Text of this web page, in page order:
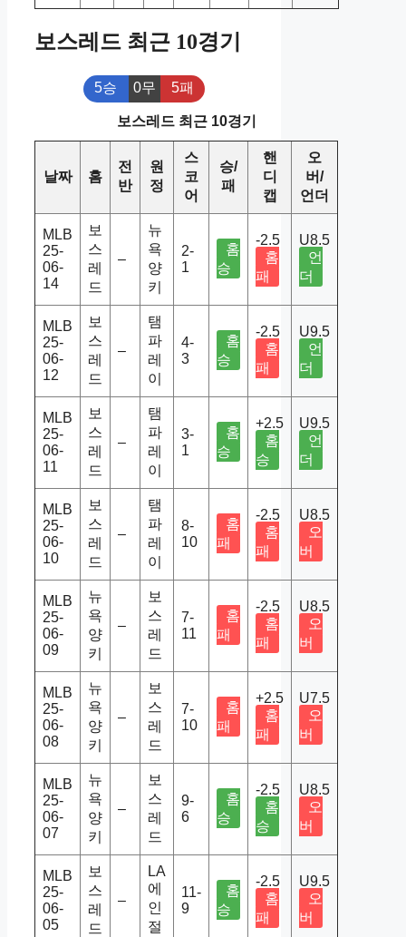
보스레드 최근 10경기
5승 0무 5패
보스레드 최근 10경기
날짜 홈
전
반
원
정
스
코
어
승/
패
핸
디
캡
오
버/
언더
MLB
25-
06-
14
보
스
레
드
–
뉴
욕
양
키
2-
1
홈
승
-2.5
홈
패
U8.5
언
더
MLB
25-
06-
12
보
스
레
드
–
탬
파
레
이
4-
3
홈
승
-2.5
홈
패
U9.5
언
더
MLB
25-
06-
11
보
스
레
드
–
탬
파
레
이
3-
1
홈
승
+2.5
홈
승
U9.5
언
더
MLB
25-
06-
10
보
스
레
드
–
탬
파
레
이
8-
10
홈
패
-2.5
홈
패
U8.5
오
버
MLB
25-
06-
09
뉴
욕
양
키
–
보
스
레
드
7-
11
홈
패
-2.5
홈
패
U8.5
오
버
MLB
25-
06-
08
뉴
욕
양
키
–
보
스
레
드
7-
10
홈
패
+2.5
홈
패
U7.5
오
버
MLB
25-
06-
07
뉴
욕
양
키
–
보
스
레
드
9-
6
홈
승
-2.5
홈
승
U8.5
오
버
MLB
25-
06-
05
보
스
레
드
–
LA
에
인
절
11-
9
홈
승
-2.5
홈
패
U9.5
오
버